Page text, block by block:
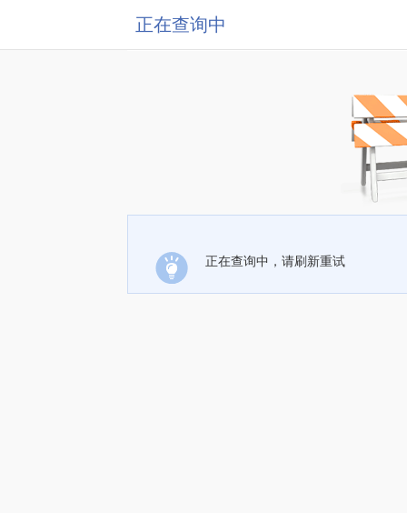
正在查询中
正在查询中，请刷新重试